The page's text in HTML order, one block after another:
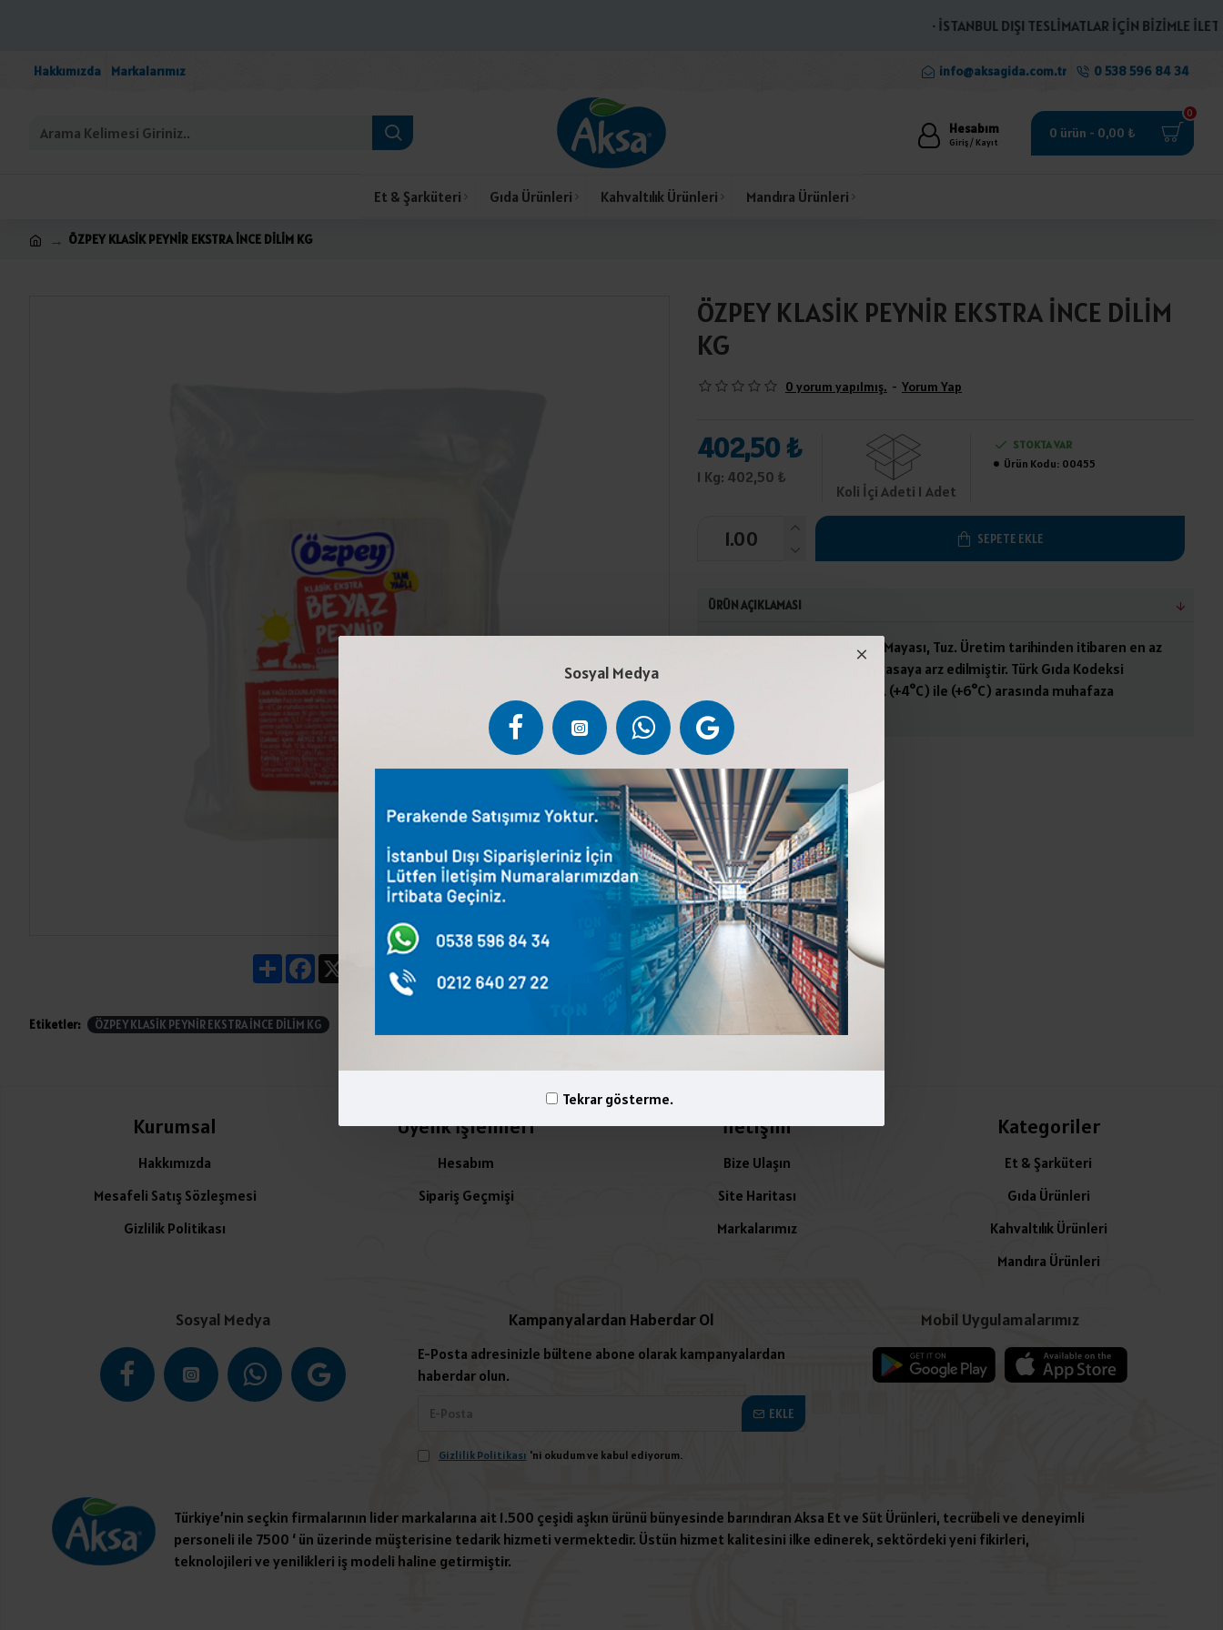
Sosyal Medya
Tekrar gösterme.
· İSTANBUL DIŞI TESLİMATLAR İÇİN BİZİMLE
Hakkımızda Markalarımız info@aksagida.com.tr 0 538 596 84 34
Hesabım
Giriş / Kayıt
0 ürün - 0,00 ₺
0
Et & Şarküteri Gıda Ürünleri Kahvaltılık Ürünleri Mandıra Ürünleri
ÖZPEY KLASİK PEYNİR EKSTRA İNCE DİLİM KG
ShareFacebook
ÖZPEY KLASİK PEYNİR EKSTRA İNCE DİLİM
KG
0 yorum yapılmış. - Yorum Yap
402,50 ₺
1 Kg: 402,50 ₺
Koli İçi Adeti 1 Adet
STOKTA VAR
Ürün Kodu: 00455
SEPETE EKLE
ÜRÜN AÇIKLAMASI
Pastörize İnek Sütü, Peynir Mayası, Tuz. Üretim tarihinden itibaren en az
120 gün olgunlaştırılarak piyasaya arz edilmiştir. Türk Gıda Kodeksi
tebliğine uygun üretilmiştir. (+4°C) ile (+6°C) arasında muhafaza
edilmelidir.Laktoz İçerir.
Etiketler: ÖZPEY KLASİK PEYNİR EKSTRA İNCE DİLİM KG
Kurumsal
Hakkımızda
Mesafeli Satış Sözleşmesi
Gizlilik Politikası
Üyelik İşlemleri
Hesabım
Sipariş Geçmişi
İletişim
Bize Ulaşın
Site Haritası
Markalarımız
Kategoriler
Et & Şarküteri
Gıda Ürünleri
Kahvaltılık Ürünleri
Mandıra Ürünleri
Sosyal Medya Kampanyalardan Haberdar Ol
E-Posta adresinizle bültene abone olarak kampanyalardan
haberdar olun.
EKLE
Gizlilik Politikası 'ni okudum ve kabul ediyorum.
Mobil Uygulamalarımız
Türkiye’nin seçkin firmalarının lider markalarına ait 1.500 çeşidi aşkın ürünü bünyesinde barındıran Aksa Et ve Süt Ürünleri, tecrübeli ve deneyimli
personeli ile 7500 ‘ ün üzerinde müşterisine tedarik hizmeti vermektedir. Üstün hizmet kalitesini ilke edinerek, sektördeki yeni fikirleri,
teknolojileri ve yenilikleri iş modeli haline getirmiştir.